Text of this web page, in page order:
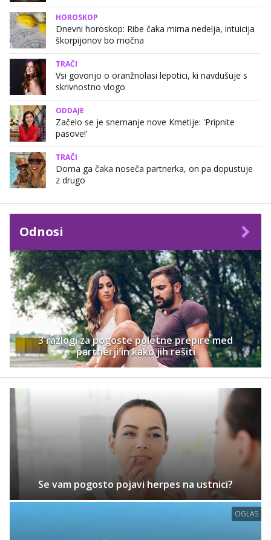
HOROSKOP
Dnevni horoskop: Ribe čaka mirna nedelja, intuicija
škorpijonov bo močna
TRAČI
Vsi govorijo o oranžnolasi lepotici, ki navdušuje s
skrivnostno vlogo
ODDAJE
Začelo se je snemanje nove Kmetije: 'Pripnite
pasove!'
TRAČI
Doma ga čaka noseča partnerka, on pa dopustuje
z drugo
Odnosi
3 razlogi za pogoste poletne prepire med
partnerji in kako jih rešiti
Se vam pogosto pojavi herpes na ustnici?
OGLAS